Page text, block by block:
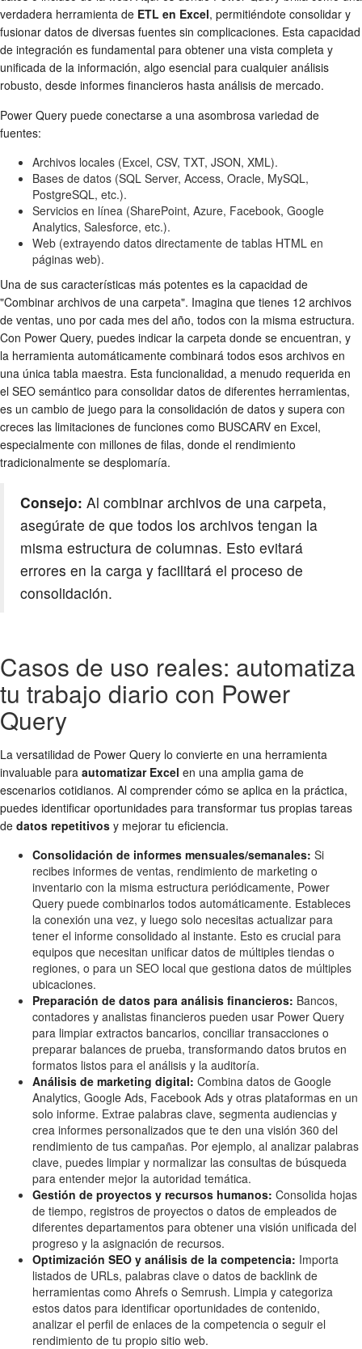
verdadera herramienta de ETL en Excel, permitiéndote consolidar y
fusionar datos de diversas fuentes sin complicaciones. Esta capacidad
de integración es fundamental para obtener una vista completa y
unificada de la información, algo esencial para cualquier análisis
robusto, desde informes financieros hasta análisis de mercado.
Power Query puede conectarse a una asombrosa variedad de
fuentes:
Archivos locales (Excel, CSV, TXT, JSON, XML).
Bases de datos (SQL Server, Access, Oracle, MySQL,
PostgreSQL, etc.).
Servicios en línea (SharePoint, Azure, Facebook, Google
Analytics, Salesforce, etc.).
Web (extrayendo datos directamente de tablas HTML en
páginas web).
Una de sus características más potentes es la capacidad de
"Combinar archivos de una carpeta". Imagina que tienes 12 archivos
de ventas, uno por cada mes del año, todos con la misma estructura.
Con Power Query, puedes indicar la carpeta donde se encuentran, y
la herramienta automáticamente combinará todos esos archivos en
una única tabla maestra. Esta funcionalidad, a menudo requerida en
el SEO semántico para consolidar datos de diferentes herramientas,
es un cambio de juego para la consolidación de datos y supera con
creces las limitaciones de funciones como BUSCARV en Excel,
especialmente con millones de filas, donde el rendimiento
tradicionalmente se desplomaría.
Consejo: Al combinar archivos de una carpeta,
asegúrate de que todos los archivos tengan la
misma estructura de columnas. Esto evitará
errores en la carga y facilitará el proceso de
consolidación.
Casos de uso reales: automatiza
tu trabajo diario con Power
Query
La versatilidad de Power Query lo convierte en una herramienta
invaluable para automatizar Excel en una amplia gama de
escenarios cotidianos. Al comprender cómo se aplica en la práctica,
puedes identificar oportunidades para transformar tus propias tareas
de datos repetitivos y mejorar tu eficiencia.
Consolidación de informes mensuales/semanales: Si
recibes informes de ventas, rendimiento de marketing o
inventario con la misma estructura periódicamente, Power
Query puede combinarlos todos automáticamente. Estableces
la conexión una vez, y luego solo necesitas actualizar para
tener el informe consolidado al instante. Esto es crucial para
equipos que necesitan unificar datos de múltiples tiendas o
regiones, o para un SEO local que gestiona datos de múltiples
ubicaciones.
Preparación de datos para análisis financieros: Bancos,
contadores y analistas financieros pueden usar Power Query
para limpiar extractos bancarios, conciliar transacciones o
preparar balances de prueba, transformando datos brutos en
formatos listos para el análisis y la auditoría.
Análisis de marketing digital: Combina datos de Google
Analytics, Google Ads, Facebook Ads y otras plataformas en un
solo informe. Extrae palabras clave, segmenta audiencias y
crea informes personalizados que te den una visión 360 del
rendimiento de tus campañas. Por ejemplo, al analizar palabras
clave, puedes limpiar y normalizar las consultas de búsqueda
para entender mejor la autoridad temática.
Gestión de proyectos y recursos humanos: Consolida hojas
de tiempo, registros de proyectos o datos de empleados de
diferentes departamentos para obtener una visión unificada del
progreso y la asignación de recursos.
Optimización SEO y análisis de la competencia: Importa
listados de URLs, palabras clave o datos de backlink de
herramientas como Ahrefs o Semrush. Limpia y categoriza
estos datos para identificar oportunidades de contenido,
analizar el perfil de enlaces de la competencia o seguir el
rendimiento de tu propio sitio web.